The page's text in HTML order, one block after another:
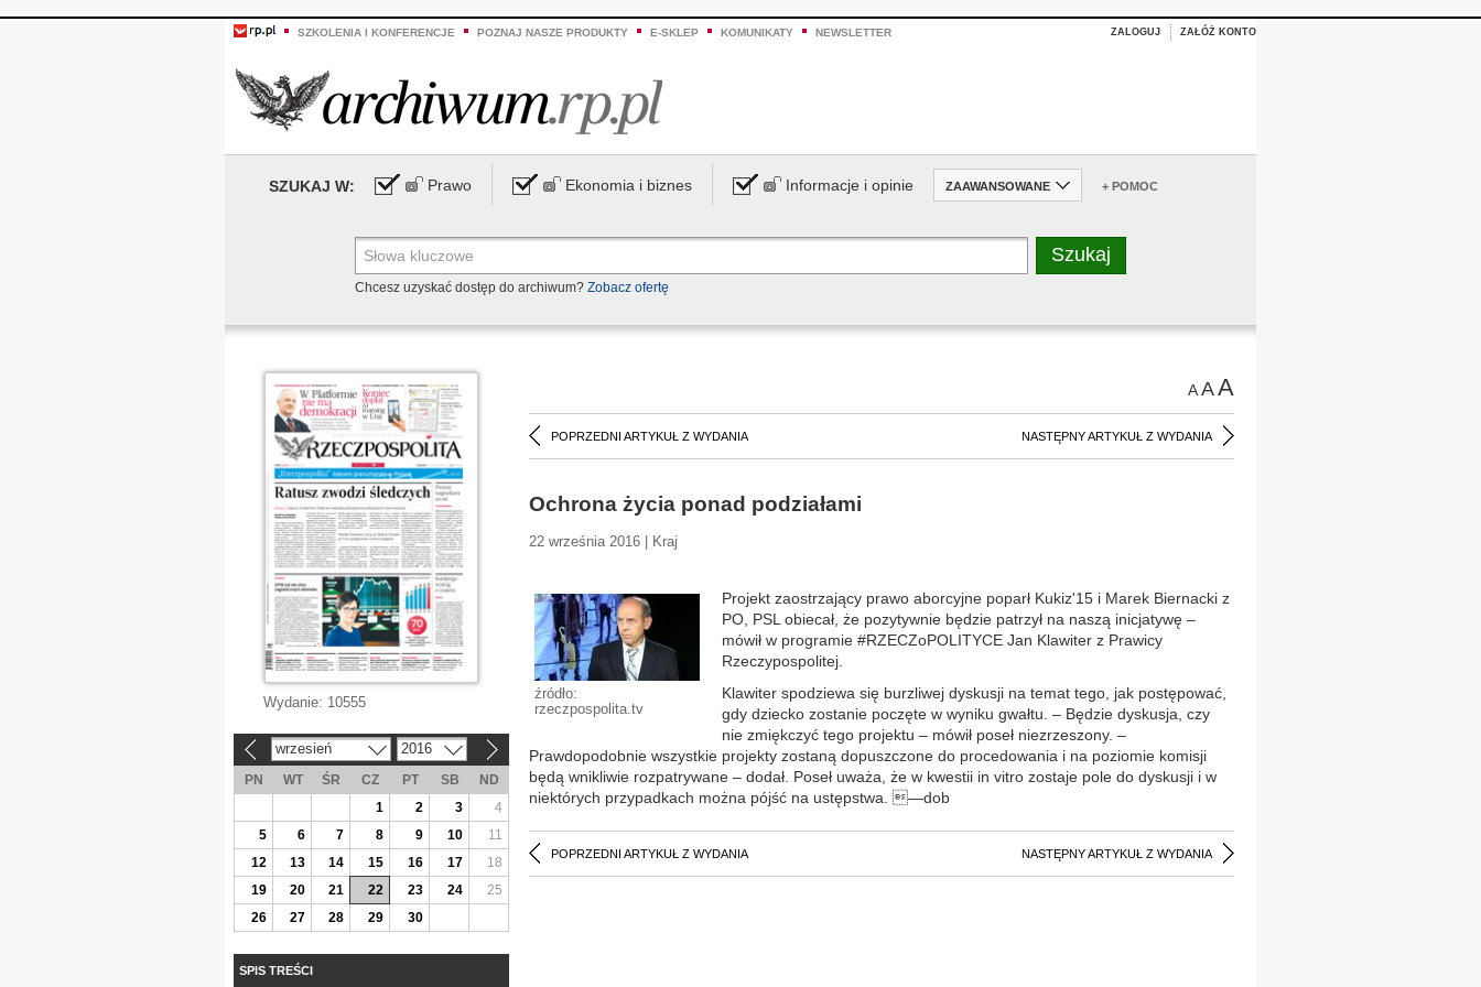
SZKOLENIA I KONFERENCJE POZNAJ NASZE PRODUKTY E-SKLEP KOMUNIKATY NEWSLETTER ZALOGUJ ZAŁÓŻ KONTO
SZUKAJ W: Prawo Ekonomia i biznes Informacje i opinie ZAAWANSOWANE + POMOC
Chcesz uzyskać dostęp do archiwum? Zobacz ofertę
AAA
POPRZEDNI ARTYKUŁ Z WYDANIA NASTĘPNY ARTYKUŁ Z WYDANIA
Ochrona życia ponad podziałami
22 września 2016 | Kraj
źródło:
rzeczpospolita.tv
Projekt zaostrzający prawo aborcyjne poparł Kukiz'15 i Marek Biernacki z
PO, PSL obiecał, że pozytywnie będzie patrzył na naszą inicjatywę –
mówił w programie #RZECZoPOLITYCE Jan Klawiter z Prawicy
Rzeczypospolitej.
Klawiter spodziewa się burzliwej dyskusji na temat tego, jak postępować,
gdy dziecko zostanie poczęte w wyniku gwałtu. – Będzie dyskusja, czy
nie zmiękczyć tego projektu – mówił poseł niezrzeszony. –
Prawdopodobnie wszystkie projekty zostaną dopuszczone do procedowania i na poziomie komisji
będą wnikliwie rozpatrywane – dodał. Poseł uważa, że w kwestii in vitro zostaje pole do dyskusji i w
niektórych przypadkach można pójść na ustępstwa. —dob
POPRZEDNI ARTYKUŁ Z WYDANIA NASTĘPNY ARTYKUŁ Z WYDANIA
Wydanie: 10555
wrzesień 2016
PN WT ŚR CZ PT SB
ND
1
2 3
4
5
6 7 8 9 10
11
12
13 14 15 16 17
18
19
20 21 22 23 24
25
26
27 28 29 30
SPIS TREŚCI